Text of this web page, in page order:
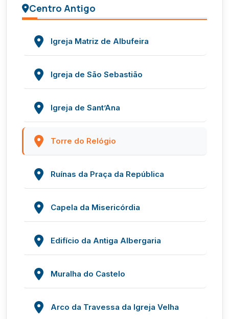
Centro Antigo
Igreja Matriz de Albufeira
Igreja de São Sebastião
Igreja de Sant’Ana
Torre do Relógio
Ruínas da Praça da República
Capela da Misericórdia
Edifício da Antiga Albergaria
Muralha do Castelo
Arco da Travessa da Igreja Velha